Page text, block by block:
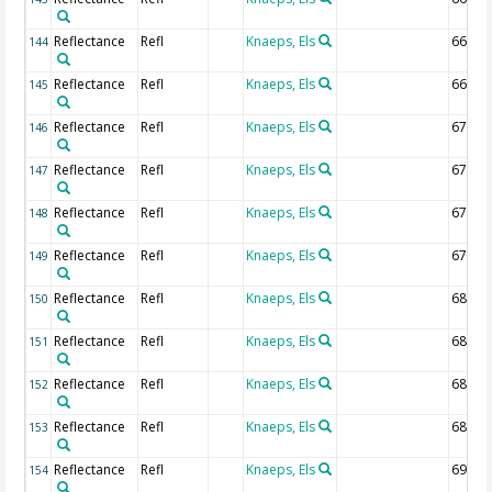
144 Reflectance Refl Knaeps, Els 665
145 Reflectance Refl Knaeps, Els 667.5
146 Reflectance Refl Knaeps, Els 670
147 Reflectance Refl Knaeps, Els 672.5
148 Reflectance Refl Knaeps, Els 675
149 Reflectance Refl Knaeps, Els 677.5
150 Reflectance Refl Knaeps, Els 680
151 Reflectance Refl Knaeps, Els 682.5
152 Reflectance Refl Knaeps, Els 685
153 Reflectance Refl Knaeps, Els 687.5
154 Reflectance Refl Knaeps, Els 690